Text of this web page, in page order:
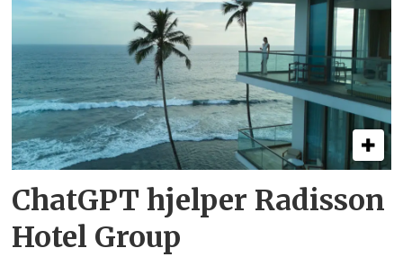
ChatGPT hjelper Radisson
Hotel Group